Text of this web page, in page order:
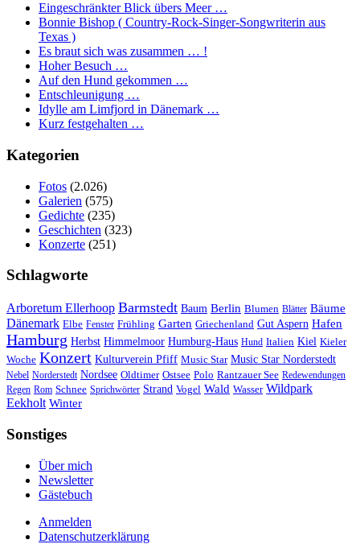
Eingeschränkter Blick übers Meer …
Bonnie Bishop ( Country-Rock-Singer-Songwriterin aus
Texas )
Es braut sich was zusammen … !
Hoher Besuch …
Auf den Hund gekommen …
Entschleunigung …
Idylle am Limfjord in Dänemark …
Kurz festgehalten …
Kategorien
Fotos (2.026)
Galerien (575)
Gedichte (235)
Geschichten (323)
Konzerte (251)
Schlagworte
Arboretum Ellerhoop Barmstedt Baum Berlin Blumen Blätter Bäume
Dänemark Elbe Fenster Frühling Garten Griechenland Gut Aspern Hafen
Hamburg Herbst Himmelmoor Humburg-Haus Hund Italien Kiel Kieler
Woche Konzert Kulturverein Pfiff Music Star Music Star Norderstedt
Nebel Norderstedt Nordsee Oldtimer Ostsee Polo Rantzauer See Redewendungen
Regen Rom Schnee Sprichwörter Strand Vogel Wald Wasser Wildpark
Eekholt Winter
Sonstiges
Über mich
Newsletter
Gästebuch
Anmelden
Datenschutzerklärung